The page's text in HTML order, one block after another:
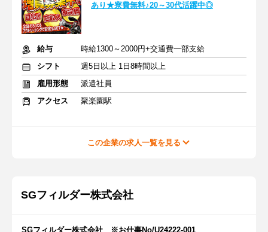
あり★寮費無料♪20～30代活躍中◎
給与
時給1300～2000円+交通費一部支給
シフト
週5日以上 1日8時間以上
雇用形態
派遣社員
アクセス
聚楽園駅
この企業の求人一覧を見る
SGフィルダー株式会社
SGフィルダー株式会社 ※お仕事No/U24222-001